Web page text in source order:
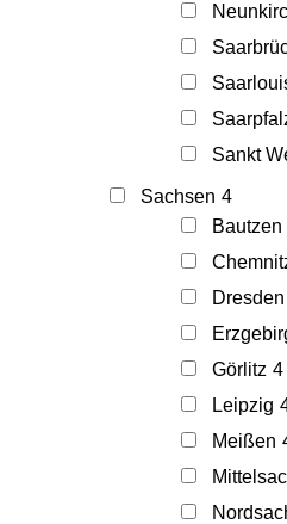
Sankt
Sachsen 4
Bautzen
Dresden
Görlitz 4
Leipzig
Meißen